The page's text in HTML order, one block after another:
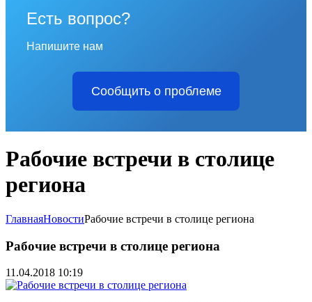
Есть вопрос?
Напишите нам
Сообщить о проблеме
Рабочие встречи в столице
региона
ГлавнаяНовостиРабочие встречи в столице региона
Рабочие встречи в столице региона
11.04.2018 10:19